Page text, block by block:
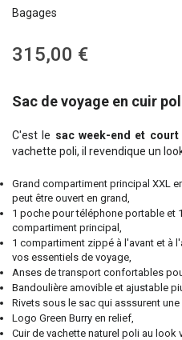
images
Bagages
315,00 €
Sac de voyage en cuir
C'est le sac week-end et
vachette poli, il revendique un
Grand compartiment principal XXL
peut être ouvert en grand,
1 poche pour téléphone portable et
compartiment principal,
1 compartiment zippé à l'avant et à
vos essentiels de voyage,
Anses de transport confortables
Bandoulière amovible et ajustable
Rivets sous le sac qui asssurent
Logo Green Burry en relief,
Cuir de vachette naturel poli au look